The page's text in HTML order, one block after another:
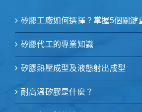
矽膠工廠如何選擇？掌握5個關鍵
矽膠代工的專業知識
矽膠熱壓成型及液態射出成型
耐高溫矽膠是什麼？